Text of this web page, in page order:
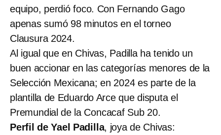
equipo, perdió foco. Con Fernando Gago
apenas sumó 98 minutos en el torneo
Clausura 2024.
Al igual que en Chivas, Padilla ha tenido un
buen accionar en las categorías menores de la
Selección Mexicana; en 2024 es parte de la
plantilla de Eduardo Arce que disputa el
Premundial de la Concacaf Sub 20.
Perfil de Yael Padilla, joya de Chivas: